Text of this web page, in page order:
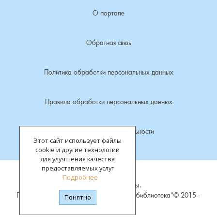
Этот сайт использует файлы
cookie и другие технологии
для улучшения качества
предоставляемых услуг
Подробнее
Понятно
О портале
Обратная связь
Политика обработки персональных данных
Правила обработки персональных данных
Политика конфиденциальности
Все права защищены.
ГБУК "Владимирская областная научная библиотека"© 2015 -
Крутово, деревня
Лаптево, село
Лезжени, деревня
Леонтьево, село
Шушерино, деревня